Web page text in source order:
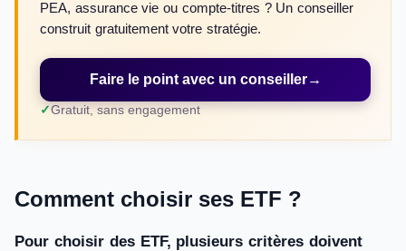
PEA, assurance vie ou compte-titres ? Un conseiller
construit gratuitement votre stratégie.
Faire le point avec un conseiller→
Gratuit, sans engagement
Comment choisir ses ETF ?
Pour choisir des ETF, plusieurs critères doivent